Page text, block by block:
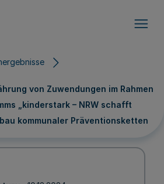
von Zuwendungen im Rahmen
„kinderstark – NRW schafft
kommunaler Präventionsketten